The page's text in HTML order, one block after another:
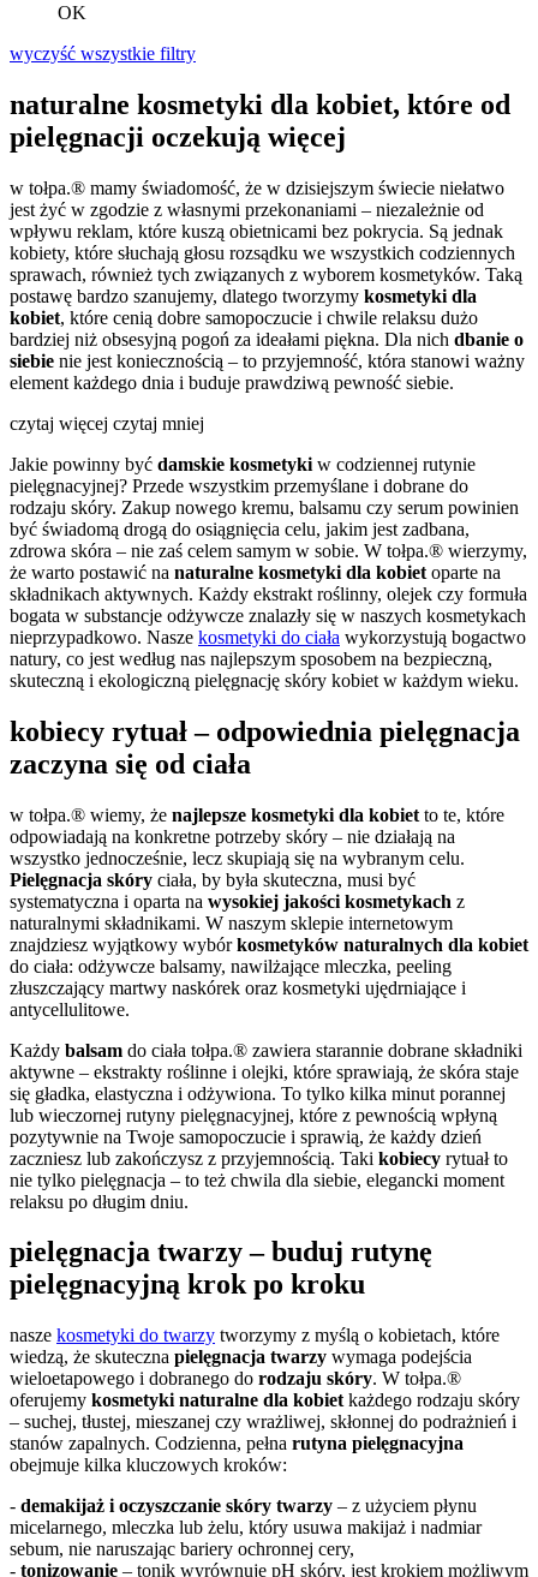
OK
wyczyść wszystkie filtry
naturalne kosmetyki dla kobiet, które od
pielęgnacji oczekują więcej
w tołpa.® mamy świadomość, że w dzisiejszym świecie niełatwo
jest żyć w zgodzie z własnymi przekonaniami – niezależnie od
wpływu reklam, które kuszą obietnicami bez pokrycia. Są jednak
kobiety, które słuchają głosu rozsądku we wszystkich codziennych
sprawach, również tych związanych z wyborem kosmetyków. Taką
postawę bardzo szanujemy, dlatego tworzymy kosmetyki dla
kobiet, które cenią dobre samopoczucie i chwile relaksu dużo
bardziej niż obsesyjną pogoń za ideałami piękna. Dla nich dbanie o
siebie nie jest koniecznością – to przyjemność, która stanowi ważny
element każdego dnia i buduje prawdziwą pewność siebie.
czytaj więcej czytaj mniej
Jakie powinny być damskie kosmetyki w codziennej rutynie
pielęgnacyjnej? Przede wszystkim przemyślane i dobrane do
rodzaju skóry. Zakup nowego kremu, balsamu czy serum powinien
być świadomą drogą do osiągnięcia celu, jakim jest zadbana,
zdrowa skóra – nie zaś celem samym w sobie. W tołpa.® wierzymy,
że warto postawić na naturalne kosmetyki dla kobiet oparte na
składnikach aktywnych. Każdy ekstrakt roślinny, olejek czy formuła
bogata w substancje odżywcze znalazły się w naszych kosmetykach
nieprzypadkowo. Nasze kosmetyki do ciała wykorzystują bogactwo
natury, co jest według nas najlepszym sposobem na bezpieczną,
skuteczną i ekologiczną pielęgnację skóry kobiet w każdym wieku.
kobiecy rytuał – odpowiednia pielęgnacja
zaczyna się od ciała
w tołpa.® wiemy, że najlepsze kosmetyki dla kobiet to te, które
odpowiadają na konkretne potrzeby skóry – nie działają na
wszystko jednocześnie, lecz skupiają się na wybranym celu.
Pielęgnacja skóry ciała, by była skuteczna, musi być
systematyczna i oparta na wysokiej jakości kosmetykach z
naturalnymi składnikami. W naszym sklepie internetowym
znajdziesz wyjątkowy wybórkosmetyków naturalnych dla kobiet
do ciała: odżywcze balsamy, nawilżające mleczka, peeling
złuszczający martwy naskórek oraz kosmetyki ujędrniające i
antycellulitowe.
Każdy balsam do ciała tołpa.® zawiera starannie dobrane składniki
aktywne – ekstrakty roślinne i olejki, które sprawiają, że skóra staje
się gładka, elastyczna i odżywiona. To tylko kilka minut porannej
lub wieczornej rutyny pielęgnacyjnej, które z pewnością wpłyną
pozytywnie na Twoje samopoczucie i sprawią, że każdy dzień
zaczniesz lub zakończysz z przyjemnością. Taki kobiecy rytuał to
nie tylko pielęgnacja – to też chwila dla siebie, elegancki moment
relaksu po długim dniu.
pielęgnacja twarzy – buduj rutynę
pielęgnacyjną krok po kroku
nasze kosmetyki do twarzy tworzymy z myślą o kobietach, które
wiedzą, że skuteczna pielęgnacja twarzy wymaga podejścia
wieloetapowego i dobranego do rodzaju skóry. W tołpa.®
oferujemy kosmetyki naturalne dla kobiet każdego rodzaju skóry
– suchej, tłustej, mieszanej czy wrażliwej, skłonnej do podrażnień i
stanów zapalnych. Codzienna, pełna rutyna pielęgnacyjna
obejmuje kilka kluczowych kroków:
- demakijaż i oczyszczanie skóry twarzy – z użyciem płynu
micelarnego, mleczka lub żelu, który usuwa makijaż i nadmiar
sebum, nie naruszając bariery ochronnej cery,
- tonizowanie – tonik wyrównuje pH skóry, jest krokiem możliwym